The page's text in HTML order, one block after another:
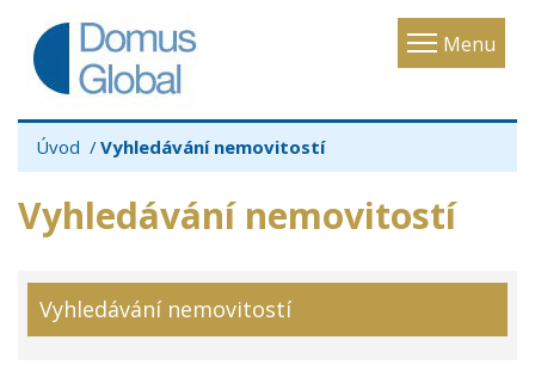
Menu
Toggle
Úvod Vyhledávání nemovitostí
Vyhledávání nemovitostí
Vyhledávání nemovitostí